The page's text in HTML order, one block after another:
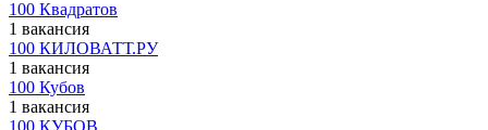
100 Квадратов
1 вакансия
100 КИЛОВАТТ.РУ
1 вакансия
100 Кубов
1 вакансия
100 КУБОВ